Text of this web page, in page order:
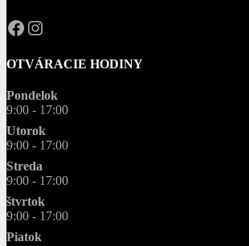
OPAL.drahokamy
opal.drahokamy
OTVÁRACIE HODINY
Pondelok
9:00 - 17:00
Utorok
9:00 - 17:00
Streda
9:00 - 17:00
štvrtok
9:00 - 17:00
Piatok